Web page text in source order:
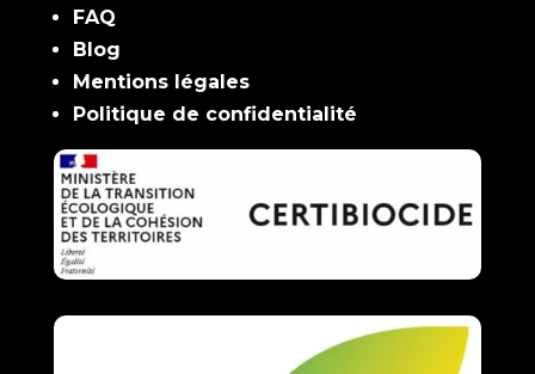
FAQ
Blog
Mentions légales
Politique de confidentialité